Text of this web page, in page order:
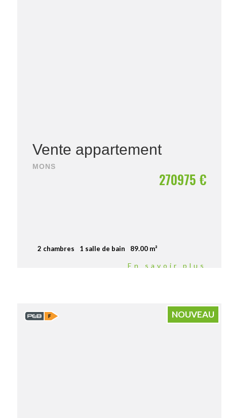
Vente appartement
MONS
270975 €
2 chambres 1 salle de bain 89.00 m²
En savoir plus
NOUVEAU